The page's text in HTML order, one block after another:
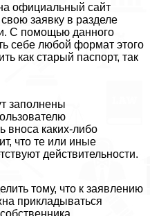
официальный сайт
свою заявку в разделе
С помощью данного
себе любой формат этого
как старый паспорт, так
заполнены
вноса каких-либо
что те или иные
действительности.
тому, что к заявлению
прикладываться